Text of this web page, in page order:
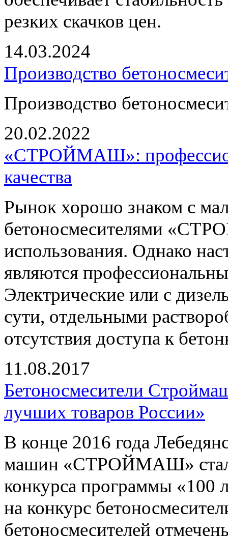
резких скачков цен.
14.03.2024
Производство
Производство
20.02.2022
«СТРОЙМАШ»:
качества
Рынок хорошо знаком с
бетоносмесителями
использования. Однако
являются
Электрические или с
сути, отдельными
отсутствия доступа к
11.08.2017
Бетоносмесители
лучших товаров России»
В конце 2016 года
машин «СТРОЙМАШ» стал
конкурса программы «100
на конкурс
бетоносмесителей